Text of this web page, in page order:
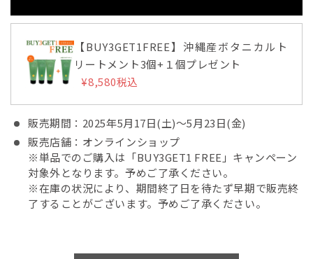
【BUY3GET1FREE】沖縄産ボタニカルト
リートメント3個+１個プレゼント
¥8,580税込
販売期間：2025年5月17日(土)～5月23日(金)
販売店舗：オンラインショップ
※単品でのご購入は「BUY3GET1 FREE」キャンペーン
対象外となります。予めご了承ください。
※在庫の状況により、期間終了日を待たず早期で販売終
了することがございます。予めご了承ください。